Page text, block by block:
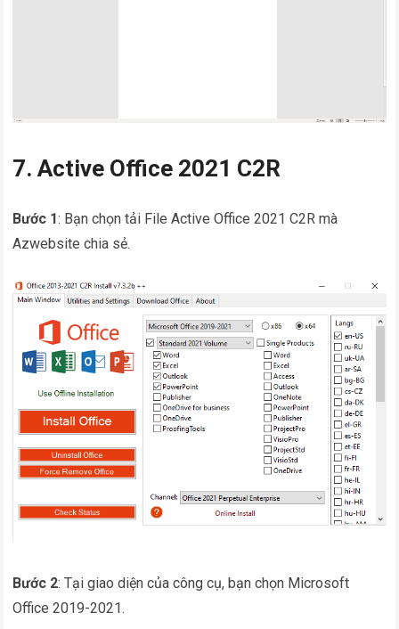
7. Active Office 2021 C2R
Bước 1: Bạn chọn tải File Active Office 2021 C2R mà
Azwebsite chia sẻ.
Bước 2: Tại giao diện của công cụ, bạn chọn Microsoft
Office 2019-2021.